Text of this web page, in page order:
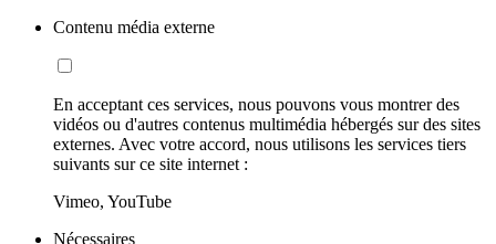
Contenu média externe
En acceptant ces services, nous pouvons vous montrer des
vidéos ou d'autres contenus multimédia hébergés sur des sites
externes. Avec votre accord, nous utilisons les services tiers
suivants sur ce site internet :
Vimeo, YouTube
Nécessaires